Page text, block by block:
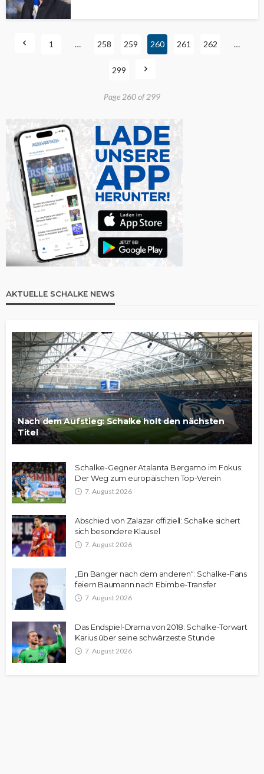
1 … 258 259 260 261 262 …
299
Page 260 of 299
AKTUELLE SCHALKE NEWS
Nach dem Aufstieg: Schalke holt den nächsten
Titel
Schalke-Gegner Atalanta Bergamo im Fokus:
Der Weg zum europäischen Top-Verein
7. August 2026
Abschied von Zalazar offiziell: Schalke sichert
sich besondere Klausel
7. August 2026
„Ein Banger nach dem anderen“: Schalke-Fans
feiern Baumann nach Ebimbe-Transfer
7. August 2026
Das Endspiel-Drama von 2018: Schalke-Torwart
Karius über seine schwärzeste Stunde
7. August 2026